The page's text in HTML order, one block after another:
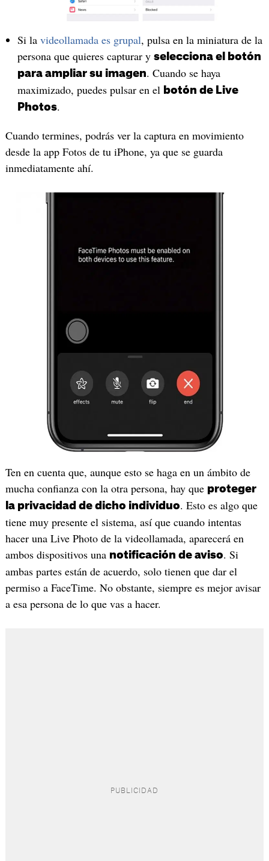
Si la videollamada es grupal, pulsa en la miniatura de la
persona que quieres capturar y selecciona el botón
para ampliar su imagen. Cuando se haya
maximizado, puedes pulsar en el botón de Live
Photos.
Cuando termines, podrás ver la captura en movimiento
desde la app Fotos de tu iPhone, ya que se guarda
inmediatamente ahí.
Ten en cuenta que, aunque esto se haga en un ámbito de
mucha confianza con la otra persona, hay que proteger
la privacidad de dicho individuo. Esto es algo que
tiene muy presente el sistema, así que cuando intentas
hacer una Live Photo de la videollamada, aparecerá en
ambos dispositivos una notificación de aviso. Si
ambas partes están de acuerdo, solo tienen que dar el
permiso a FaceTime. No obstante, siempre es mejor avisar
a esa persona de lo que vas a hacer.